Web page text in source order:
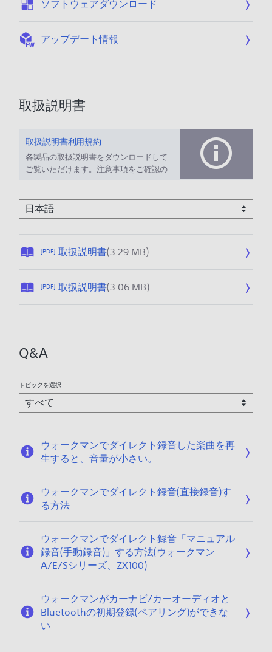
ソフトウェアダウンロード
アップデート情報
取扱説明書
取扱説明書利用規約
各製品の取扱説明書をダウンロードして
ご覧いただけます。注意事項をご確認の
[PDF] 取扱説明書(3.29 MB)公
:
2
0
9
[PDF] 取扱説明書(3.06 MB)公
/
0
9
Q&A
トピックを選択
ウォークマンでダイレクト録音した楽曲を再
生すると、音量が小さい。
ウォークマンでダイレクト録音(直接録音)す
る方法
ウォークマンでダイレクト録音「マニュアル
録音(手動録音)」する方法(ウォークマン
A/E/Sシリーズ、ZX100)
ウォークマンがカーナビ/カーオーディオと
Bluetoothの初期登録(ペアリング)ができな
い